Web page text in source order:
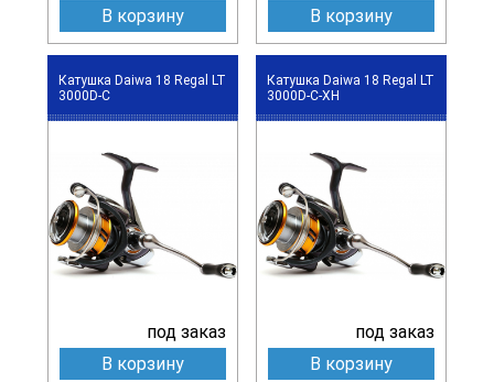
В корзину
В корзину
Катушка Daiwa 18 Regal LT
3000D-C
под заказ
В корзину
Катушка Daiwa 18 Regal LT
3000D-C-XH
под заказ
В корзину